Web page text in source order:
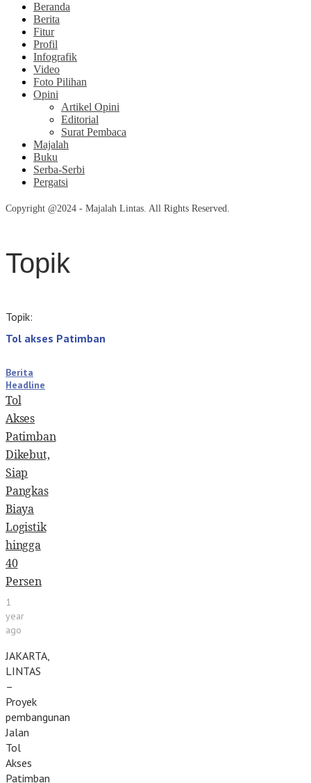
Beranda
Berita
Fitur
Profil
Infografik
Video
Foto Pilihan
Opini
Artikel Opini
Editorial
Surat Pembaca
Majalah
Buku
Serba-Serbi
Pergatsi
Copyright @2024 - Majalah Lintas. All Rights Reserved.
Topik
Topik:
Tol akses Patimban
Berita
Headline
Tol
Akses
Patimban
Dikebut,
Siap
Pangkas
Biaya
Logistik
hingga
40
Persen
1
year
ago
JAKARTA,
LINTAS
–
Proyek
pembangunan
Jalan
Tol
Akses
Patimban